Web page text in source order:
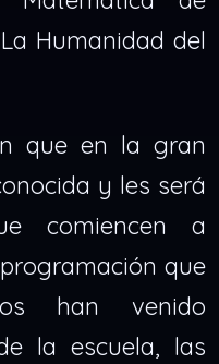
Humanidad del
que en la gran
y les será
comiencen a
que
han venido
la escuela, las